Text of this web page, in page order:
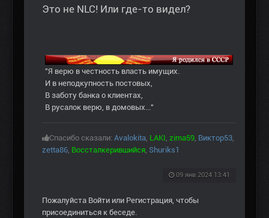
Это не NLC! Или где-то видел?
"Я верю в честность власть имущих.
И в неподкупность постовых,
В заботу банка о клиентах,
В русалок верю, в домовых..."
Спасибо сказали: Avalokita, LAKI, zima59, Виктор53,
zetta86, Воссталкерившийся, Shuriks1
09 янв 2024 13:41
Пожалуйста Войти или Регистрация, чтобы
присоединиться к беседе.